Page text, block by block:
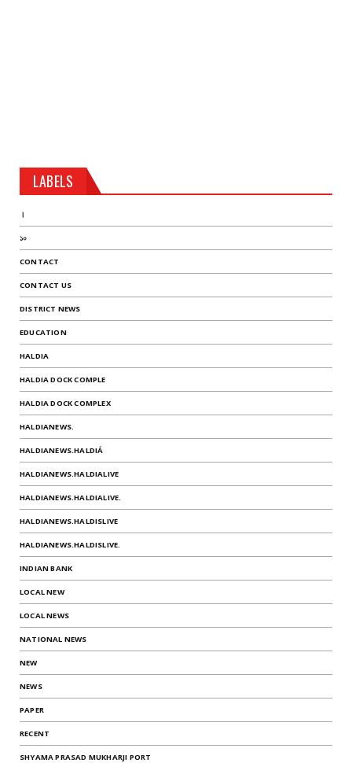
LABELS
।
১০
CONTACT
CONTACT US
DISTRICT NEWS
EDUCATION
HALDIA
HALDIA DOCK COMPLE
HALDIA DOCK COMPLEX
HALDIANEWS.
HALDIANEWS.HALDIÁ
HALDIANEWS.HALDIALIVE
HALDIANEWS.HALDIALIVE.
HALDIANEWS.HALDISLIVE
HALDIANEWS.HALDISLIVE.
INDIAN BANK
LOCAL NEW
LOCAL NEWS
NATIONAL NEWS
NEW
NEWS
PAPER
RECENT
SHYAMA PRASAD MUKHARJI PORT